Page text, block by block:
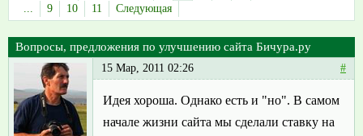
...
9 10 11 Следующая
Вопросы, предложения по улучшению сайта Бичура.ру
15 Мар, 2011 02:26 #
Идея хороша. Однако есть и "но". В самом
начале жизни сайта мы сделали ставку на